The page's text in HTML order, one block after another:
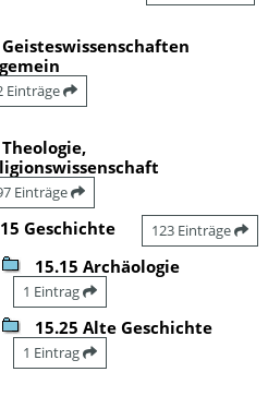
Geisteswissenschaften
Einträge
Einträge
15 Geschichte 123 Einträge
15.15 Archäologie
1 Eintrag
15.25 Alte Geschichte
1 Eintrag